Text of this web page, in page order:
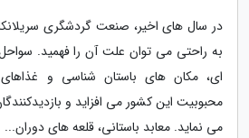
در سال های اخیر، صنعت گردشگری
به راحتی می توان علت آن را فهمید.
ای، مکان های باستان شناسی و
محبوبیت این کشور می افزاید و
می نماید. معابد باستانی، قلعه های دوران...